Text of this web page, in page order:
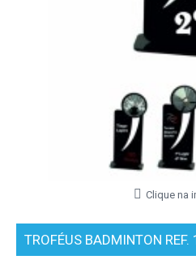
Clique na
TROFÉUS BADMINTON